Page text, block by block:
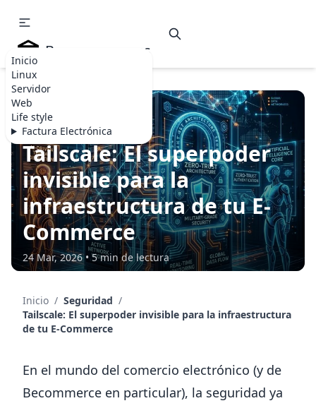
Inicio
Linux
Servidor
Web
Life style
Factura Electrónica
Becommerce.es
SEGURIDAD
Tailscale: El superpoder
invisible para la
infraestructura de tu E-
Commerce
24 Mar, 2026 • 5 min de lectura
Inicio / Seguridad /
Tailscale: El superpoder invisible para la infraestructura
de tu E-Commerce
En el mundo del comercio electrónico (y de
Becommerce en particular), la seguridad ya